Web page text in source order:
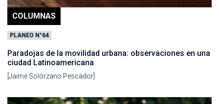
COLUMNAS
PLANEO N°64
Paradojas de la movilidad urbana: observaciones en una
ciudad Latinoamericana
[Jaime Solórzano Pescador]